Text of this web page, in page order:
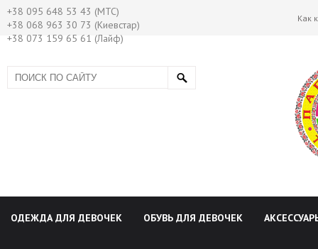
+38 095 648 53 43 (МТС)
+38 068 963 30 73 (Киевстар)
+38 073 159 65 61 (Лайф)
Как
ОДЕЖДА ДЛЯ ДЕВОЧЕК ОБУВЬ ДЛЯ ДЕВОЧЕК